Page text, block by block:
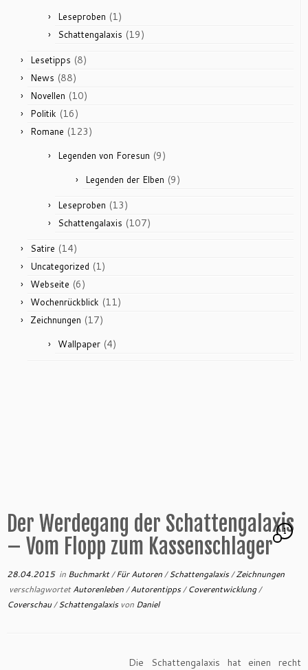
Leseproben (1)
Schattengalaxis (19)
Lesetipps (8)
News (88)
Novellen (10)
Politik (16)
Romane (123)
Legenden von Foresun (9)
Legenden der Elben (9)
Leseproben (13)
Schattengalaxis (107)
Satire (14)
Uncategorized (1)
Webseite (6)
Wochenrückblick (11)
Zeichnungen (17)
Wallpaper (4)
Der Werdegang der Schattengalaxis
– Vom Flopp zum Kassenschlager
1
28.04.2015in Buchmarkt/Für Autoren/Schattengalaxis/Zeichnungen
verschlagwortetAutorenleben/Autorentipps/Coverentwicklung/
Coverschau/Schattengalaxis von Daniel
Die Schattengalaxis hat einen recht